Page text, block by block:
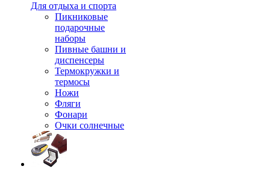
Для отдыха и спорта
Пикниковые
подарочные
наборы
Пивные башни и
диспенсеры
Термокружки и
термосы
Ножи
Фляги
Фонари
Очки солнечные